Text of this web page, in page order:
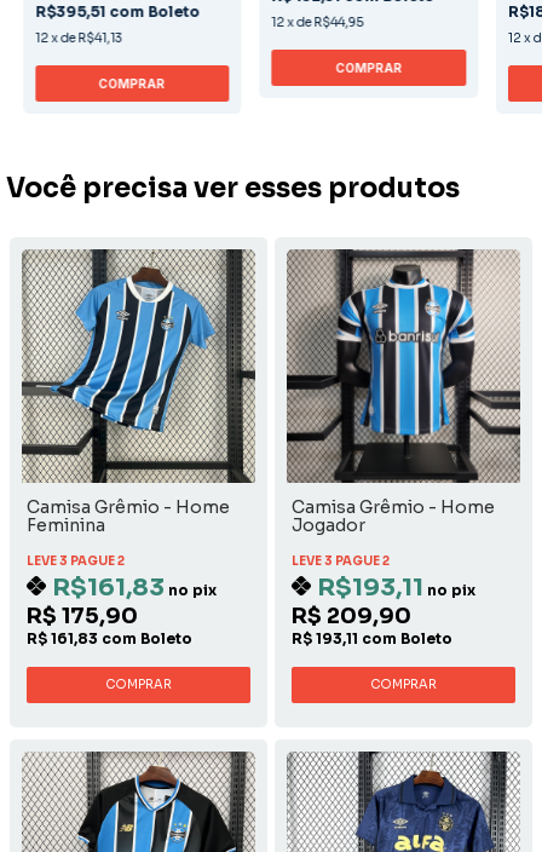
R$395,51 com Boleto
12xdeR$41,13
COMPRAR
12xdeR$44,95
COMPRAR
12 x
Você precisa ver esses produtos
Camisa Grêmio - Home
Feminina
LEVE 3 PAGUE 2
R$161,83 no pix
R$ 175,90
R$ 161,83 com Boleto
COMPRAR
Camisa Grêmio - Home
Jogador
LEVE 3 PAGUE 2
R$193,11 no pix
R$ 209,90
R$ 193,11 com Boleto
COMPRAR